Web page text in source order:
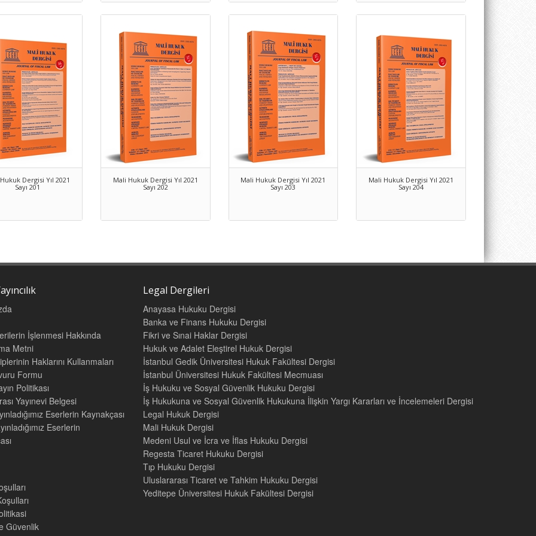
Dergisi Yıl 2021
Sayı 201
Mali Hukuk Dergisi Yıl 2021
Sayı 202
Mali Hukuk Dergisi Yıl 2021
Sayı 203
Mali Hukuk Dergisi Yıl 2021
Sayı 204
İşlenmesi Hakkında
Metni
Haklarını Kullanmaları
Formu
Politikası
Yayınevi Belgesi
Eserlerin Kaynakçası
Eserlerin
Güvenlik
Legal Dergileri
Anayasa Hukuku Dergisi
Banka ve Finans Hukuku Dergisi
Fikri ve Sınai Haklar Dergisi
Hukuk ve Adalet Eleştirel Hukuk Dergisi
İstanbul Gedik Üniversitesi Hukuk Fakültesi Dergisi
İstanbul Üniversitesi Hukuk Fakültesi Mecmuası
İş Hukuku ve Sosyal Güvenlik Hukuku Dergisi
İş Hukukuna ve Sosyal Güvenlik Hukukuna İlişkin Yargı Kararları ve İncelemeleri Dergisi
Legal Hukuk Dergisi
Mali Hukuk Dergisi
Medeni Usul ve İcra ve İflas Hukuku Dergisi
Regesta Ticaret Hukuku Dergisi
Tıp Hukuku Dergisi
Uluslararası Ticaret ve Tahkim Hukuku Dergisi
Yeditepe Üniversitesi Hukuk Fakültesi Dergisi